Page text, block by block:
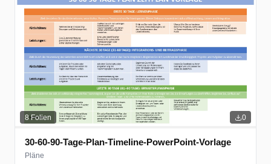
8 Folien 0
30-60-90-Tage-Plan-Timeline-PowerPoint-Vorlage
Pläne